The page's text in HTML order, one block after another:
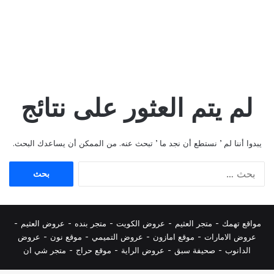
لم يتم العثور على نتائج
يبدوا أننا لم ’ نستطع أن نجد ما ’ تبحث عنه. من الممكن أن يساعدك البحث.
مواقع تهمك - متجر العثيم - عروض الكويت - متجر بنده - عروض العثيم -
عروض الامارات - موقع امازون - عروض التميمي - موقع نون - عروض
الدانوب - صحيفة سبق - عروض الراية - موقع حراج - متجر شي ان